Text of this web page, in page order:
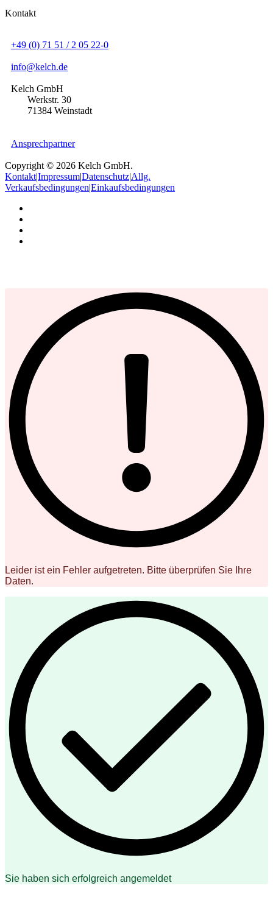
Kontakt
+49 (0) 71 51 / 2 05 22-0
info@kelch.de
Kelch GmbH
Werkstr. 30
71384 Weinstadt
Ansprechpartner
Copyright © 2026 Kelch GmbH.
Kontakt|Impressum|Datenschutz|Allg.
Verkaufsbedingungen|Einkaufsbedingungen
Leider ist ein Fehler aufgetreten. Bitte überprüfen Sie Ihre
Daten.
Sie haben sich erfolgreich angemeldet